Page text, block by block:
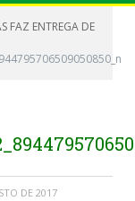
FAZ ENTREGA DE
DE 2017